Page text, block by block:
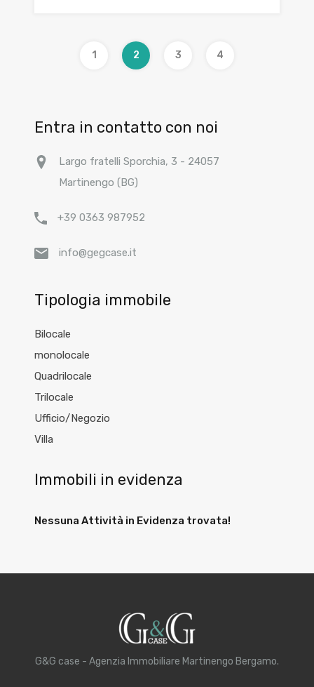
1 2 3 4
Entra in contatto con noi
Largo fratelli Sporchia, 3 - 24057
Martinengo (BG)
+39 0363 987952
info@gegcase.it
Tipologia immobile
Bilocale
monolocale
Quadrilocale
Trilocale
Ufficio/Negozio
Villa
Immobili in evidenza
Nessuna Attività in Evidenza trovata!
G&G case - Agenzia Immobiliare Martinengo Bergamo.